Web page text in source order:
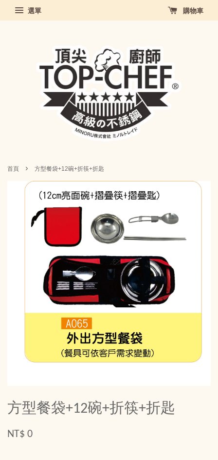
選單 購物車
首頁 › 方型餐袋+12碗+折筷+折匙
方型餐袋+12碗+折筷+折匙
NT$ 0